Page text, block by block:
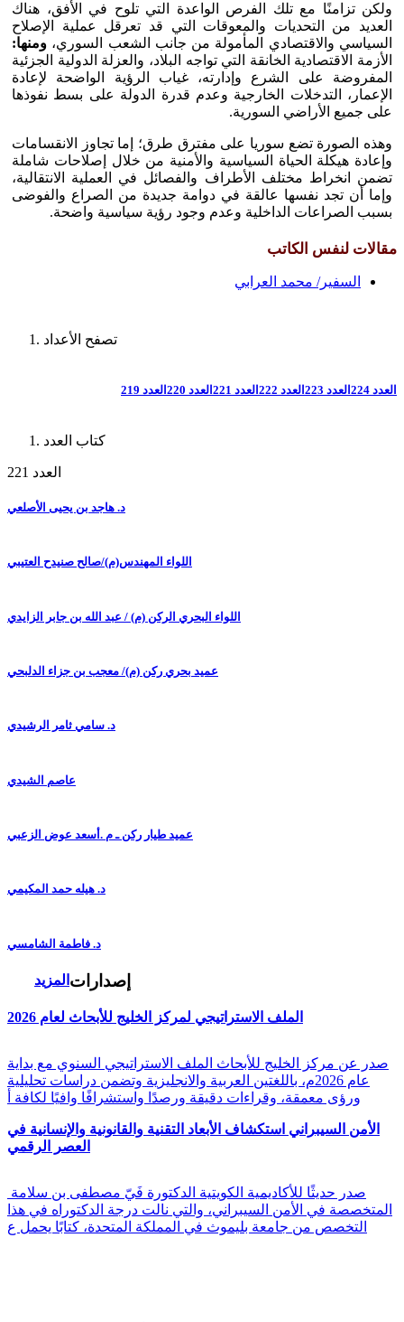
ولكن تزامنًا مع تلك الفرص الواعدة التي تلوح في الأفق، هناك
العديد من التحديات والمعوقات التي قد تعرقل عملية الإصلاح
السياسي والاقتصادي المأمولة من جانب الشعب السوري، ومنها:
الأزمة الاقتصادية الخانقة التي تواجه البلاد، والعزلة الدولية الجزئية
المفروضة على الشرع وإدارته، غياب الرؤية الواضحة لإعادة
الإعمار، التدخلات الخارجية وعدم قدرة الدولة على بسط نفوذها
على جميع الأراضي السورية.
وهذه الصورة تضع سوريا على مفترق طرق؛ إما تجاوز الانقسامات
وإعادة هيكلة الحياة السياسية والأمنية من خلال إصلاحات شاملة
تضمن انخراط مختلف الأطراف والفصائل في العملية الانتقالية،
وإما أن تجد نفسها عالقة في دوامة جديدة من الصراع والفوضى
بسبب الصراعات الداخلية وعدم وجود رؤية سياسية واضحة.
مقالات لنفس الكاتب
السفير/ محمد العرابي
تصفح الأعداد
العدد 224 العدد 223 العدد 222 العدد 221 العدد 220 العدد 219
كتاب العدد
العدد 221
د. هاجد بن يحيى الأصلعي
اللواء المهندس(م)/صالح صنيدح العتيبي
اللواء البحري الركن (م) / عبد الله بن جابر الزايدي
عميد بحري ركن (م)/ معجب بن جزاء الدلبحي
د. سامي ثامر الرشيدي
عاصم الشيدي
عميد طيار ركن ـ م .أسعد عوض الزعبي
د. هيله حمد المكيمي
د. فاطمة الشامسي
المزيد إصدارات
الملف الاستراتيجي لمركز الخليج للأبحاث لعام 2026
صدر عن مركز الخليج للأبحاث الملف الاستراتيجي السنوي مع بداية
عام 2026م، باللغتين العربية والانجليزية وتضمن دراسات تحليلية
ورؤى معمقة، وقراءات دقيقة ورصدًا واستشرافًا وافيًا لكافة أ
الأمن السيبراني استكشاف الأبعاد التقنية والقانونية والإنسانية في
العصر الرقمي
المتخصصة في الأمن السيبراني، والتي نالت درجة الدكتوراه في هذا
التخصص من جامعة بليموث في المملكة المتحدة، كتابًا يحمل ع